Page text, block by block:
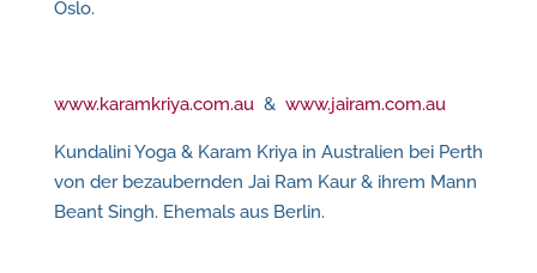
Oslo.
www.karamkriya.com.au& www.jairam.com.au
Kundalini Yoga & Karam Kriya in Australien bei Perth
von der bezaubernden Jai Ram Kaur & ihrem Mann
Beant Singh. Ehemals aus Berlin.